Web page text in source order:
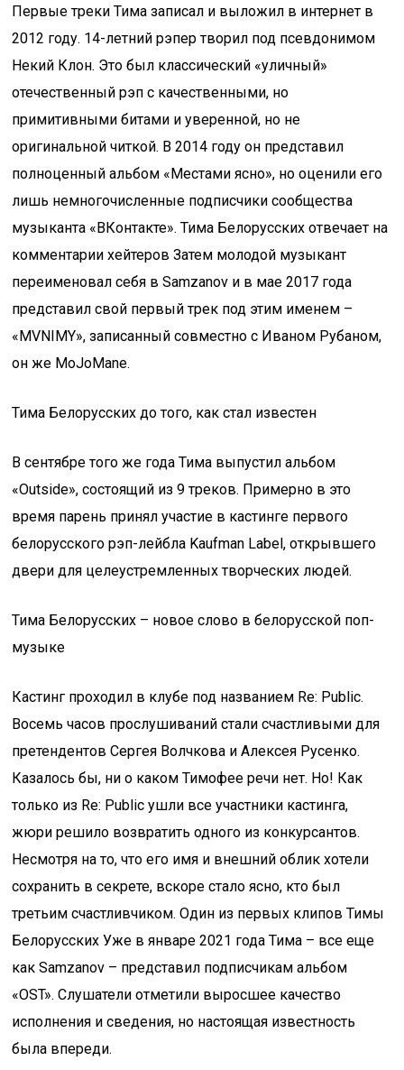
Первые треки Тима записал и выложил в интернет в
2012 году. 14-летний рэпер творил под псевдонимом
Некий Клон. Это был классический «уличный»
отечественный рэп с качественными, но
примитивными битами и уверенной, но не
оригинальной читкой. В 2014 году он представил
полноценный альбом «Местами ясно», но оценили его
лишь немногочисленные подписчики сообщества
музыканта «ВКонтакте». Тима Белорусских отвечает на
комментарии хейтеров Затем молодой музыкант
переименовал себя в Samzanov и в мае 2017 года
представил свой первый трек под этим именем –
«MVNIMY», записанный совместно с Иваном Рубаном,
он же MoJoMane.
Тима Белорусских до того, как стал известен
В сентябре того же года Тима выпустил альбом
«Outside», состоящий из 9 треков. Примерно в это
время парень принял участие в кастинге первого
белорусского рэп-лейбла Kaufman Label, открывшего
двери для целеустремленных творческих людей.
Тима Белорусских – новое слово в белорусской поп-
музыке
Кастинг проходил в клубе под названием Re: Public.
Восемь часов прослушиваний стали счастливыми для
претендентов Сергея Волчкова и Алексея Русенко.
Казалось бы, ни о каком Тимофее речи нет. Но! Как
только из Re: Public ушли все участники кастинга,
жюри решило возвратить одного из конкурсантов.
Несмотря на то, что его имя и внешний облик хотели
сохранить в секрете, вскоре стало ясно, кто был
третьим счастливчиком. Один из первых клипов Тимы
Белорусских Уже в январе 2021 года Тима – все еще
как Samzanov – представил подписчикам альбом
«OST». Слушатели отметили выросшее качество
исполнения и сведения, но настоящая известность
была впереди.